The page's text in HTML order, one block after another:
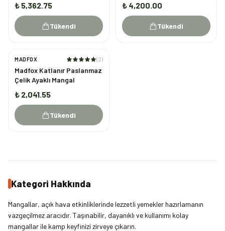
₺ 5,362.75
Tükendi
₺ 4,200.00
Tükendi
TÜKENDI
MADFOX (2)
Madfox Katlanır Paslanmaz
Çelik Ayaklı Mangal
₺ 2,041.55
Tükendi
Kategori Hakkında
Mangallar, açık hava etkinliklerinde lezzetli yemekler hazırlamanın
vazgeçilmez aracıdır. Taşınabilir, dayanıklı ve kullanımı kolay
mangallar ile kamp keyfinizi zirveye çıkarın.